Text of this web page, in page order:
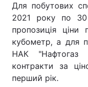
Для побутових
2021 року по 30
пропозиція
кубометр, а для
НАК "Нафтогаз
контракти за
перший рік.